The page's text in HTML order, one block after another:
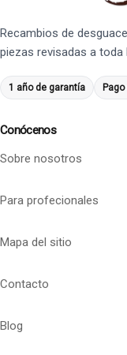
Recambios de
piezas revisadas a toda
1 año de garantía
Conócenos
Sobre nosotros
Para profecionales
Mapa del sitio
Contacto
Blog